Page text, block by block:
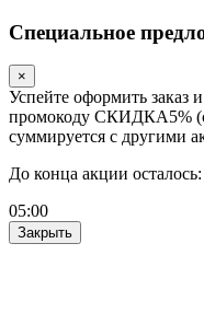
Специальное
×
Успейте оформить заказ
промокоду СКИДКА5%
суммируется с другими
До конца акции осталось:
05:00
Закрыть